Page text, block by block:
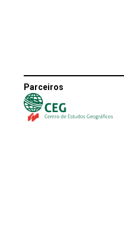
Parceiros